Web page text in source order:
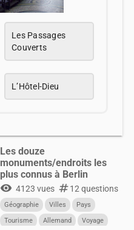
Les Passages
Couverts
L’Hôtel-Dieu
Les douze
monuments/endroits les
plus connus à Berlin
visibility 4123 vues numbers12 questions
Géographie Villes
Pays
Tourisme
Allemand Voyage